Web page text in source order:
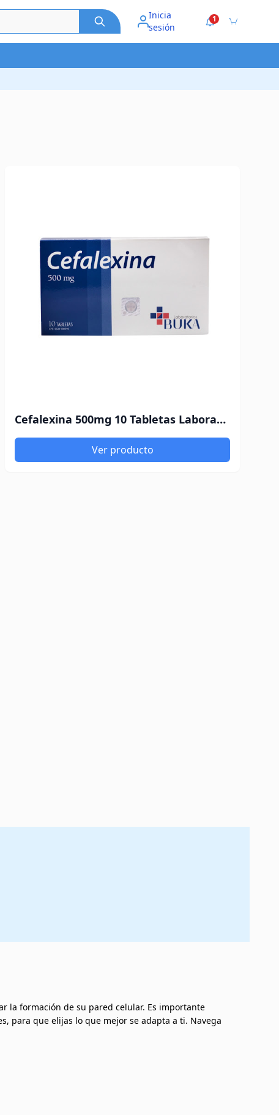
Inicia
sesión
1
Cefalexina 500mg 10 Tabletas Laboratorios Buka
Ver producto
la formación de su pared celular. Es importante
para que elijas lo que mejor se adapta a ti. Navega